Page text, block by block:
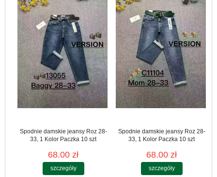
Spodnie damskie jeansy Roz 28-
33, 1 Kolor Paczka 10 szt
68.00 zł
szczegóły
Spodnie damskie jeansy Roz 28-
33, 1 Kolor Paczka 10 szt
68.00 zł
szczegóły